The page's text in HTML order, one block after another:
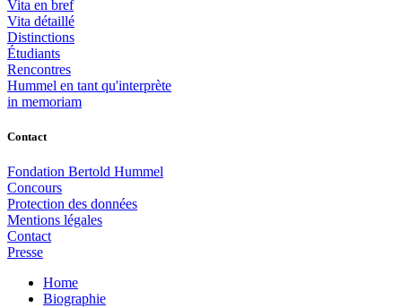
Vita en bref
Vita détaillé
Distinctions
Étudiants
Rencontres
Hummel en tant qu'interprète
in memoriam
Contact
Fondation Bertold Hummel
Concours
Protection des données
Mentions légales
Contact
Presse
Home
Biographie